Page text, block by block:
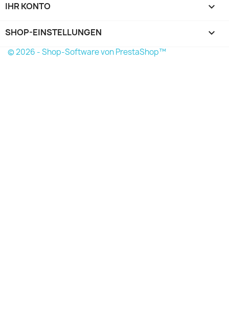
IHR KONTO 
SHOP-EINSTELLUNGEN keyboard_arrow_down
© 2026 - Shop-Software von PrestaShop™